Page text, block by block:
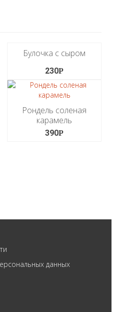
Булочка с сыром
230Р
Рондель соленая
карамель
390Р
данных